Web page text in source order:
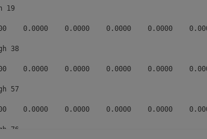
19
0.0000    0.0000    0.0000    0.0000
38
0.0000    0.0000    0.0000    0.0000
57
0.0000    0.0000    0.0000    0.0000
76